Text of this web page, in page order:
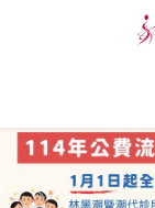
Previous